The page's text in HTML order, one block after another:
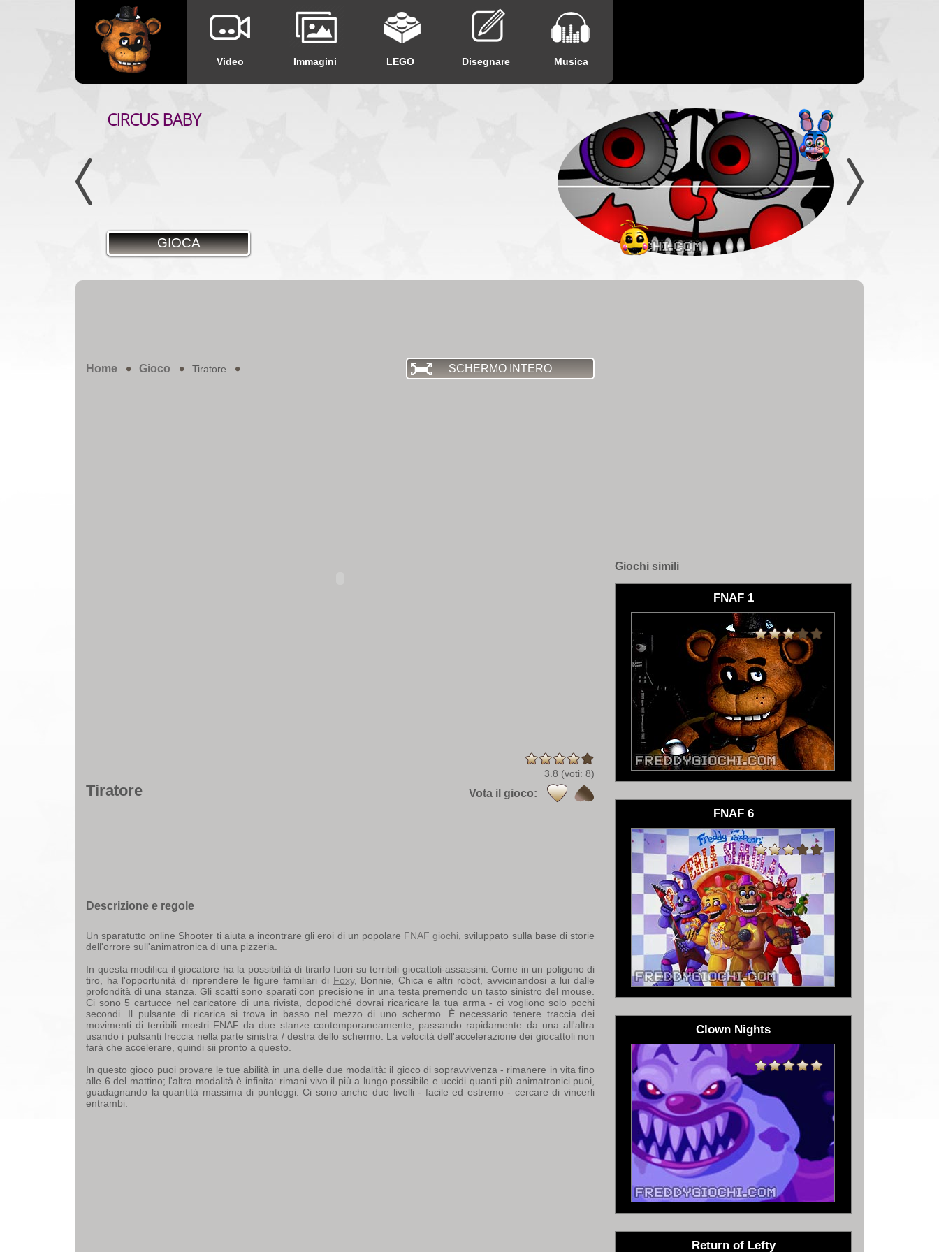
Video Immagini LEGO Disegnare Musica
CIRCUS BABY
GIOCA
GOLDEN FREDDY JUMPSCARE
GIOCA
Home Gioco Tiratore SCHERMO INTERO
Tiratore
3.8 (voti: 8)
Vota il gioco:
Descrizione e regole
Un sparatutto online Shooter ti aiuta a incontrare gli eroi di un popolare FNAF giochi , sviluppato sulla base di storie
dell'orrore sull'animatronica di una pizzeria.
In questa modifica il giocatore ha la possibilità di tirarlo fuori su terribili giocattoli-assassini. Come in un poligono di
tiro, ha l'opportunità di riprendere le figure familiari di Foxy, Bonnie, Chica e altri robot, avvicinandosi a lui dalle
profondità di una stanza. Gli scatti sono sparati con precisione in una testa premendo un tasto sinistro del mouse.
Ci sono 5 cartucce nel caricatore di una rivista, dopodiché dovrai ricaricare la tua arma - ci vogliono solo pochi
secondi. Il pulsante di ricarica si trova in basso nel mezzo di uno schermo. È necessario tenere traccia dei
movimenti di terribili mostri FNAF da due stanze contemporaneamente, passando rapidamente da una all'altra
usando i pulsanti freccia nella parte sinistra / destra dello schermo. La velocità dell'accelerazione dei giocattoli non
farà che accelerare, quindi sii pronto a questo.
In questo gioco puoi provare le tue abilità in una delle due modalità: il gioco di sopravvivenza - rimanere in vita fino
alle 6 del mattino; l'altra modalità è infinita: rimani vivo il più a lungo possibile e uccidi quanti più animatronici puoi,
guadagnando la quantità massima di punteggi. Ci sono anche due livelli - facile ed estremo - cercare di vincerli
entrambi.
Giochi simili
FNAF 1
FNAF 6
Clown Nights
Return of Lefty